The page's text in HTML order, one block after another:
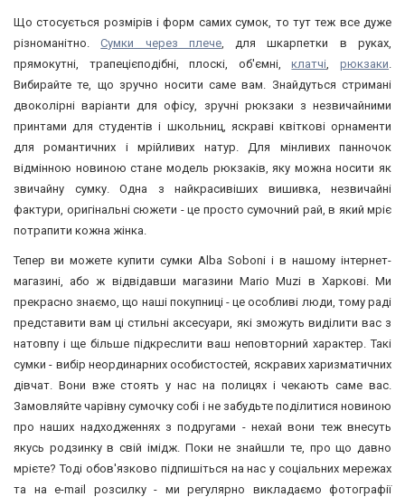
Що стосується розмірів і форм самих сумок, то тут теж все дуже
різноманітно.Сумки через плече, для шкарпетки в руках,
прямокутні, трапецієподібні, плоскі, об'ємні,клатчі,рюкзаки.
Вибирайте те, що зручно носити саме вам. Знайдуться стримані
двоколірні варіанти для офісу, зручні рюкзаки з незвичайними
принтами для студентів і школьниц, яскраві квіткові орнаменти
для романтичних і мрійливих натур. Для мінливих панночок
відмінною новиною стане модель рюкзаків, яку можна носити як
звичайну сумку. Одна з найкрасивіших вишивка, незвичайні
фактури, оригінальні сюжети - це просто сумочний рай, в який мріє
потрапити кожна жінка.
Тепер ви можете купити сумки Alba Soboni і в нашому інтернет-
магазині, або ж відвідавши магазини Mario Muzi в Харкові. Ми
прекрасно знаємо, що наші покупниці - це особливі люди, тому раді
представити вам ці стильні аксесуари, які зможуть виділити вас з
натовпу і ще більше підкреслити ваш неповторний характер. Такі
сумки - вибір неординарних особистостей, яскравих харизматичних
дівчат. Вони вже стоять у нас на полицях і чекають саме вас.
Замовляйте чарівну сумочку собі і не забудьте поділитися новиною
про наших надходженнях з подругами - нехай вони теж внесуть
якусь родзинку в свій імідж. Поки не знайшли те, про що давно
мрієте? Тоді обов'язково підпишіться на нас у соціальних мережах
та на e-mail розсилку - ми регулярно викладаємо фотографії